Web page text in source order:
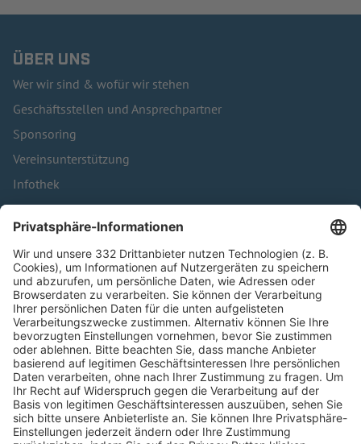
ÜBER UNS
Wer wir sind & wofür wir stehen
Geschäftsstellen und Ansprechpartner
Sponsoring
Vereinsunterstützung
Infothek
Kontakt
HÄUFIG BESUCHTE SEITEN
Pässe und Vereinswechsel
Trainerausbildung
Schulungsangebot Vereinsmitarbeiter
BFV-Geschäftsstellen
Trainerbörse
Login SpielPlus